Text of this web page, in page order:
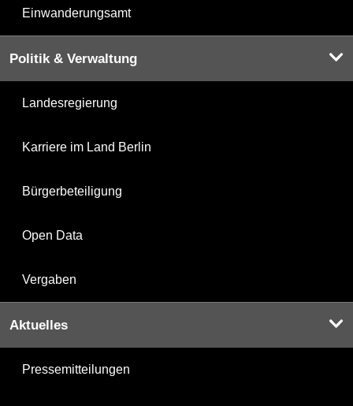
Einwanderungsamt
Politik & Verwaltung
Landesregierung
Karriere im Land Berlin
Bürgerbeteiligung
Open Data
Vergaben
Aktuelles
Pressemitteilungen